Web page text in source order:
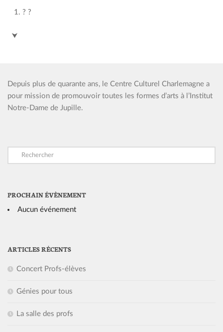
? ?
⮟
Depuis plus de quarante ans, le Centre Culturel Charlemagne a
pour mission de promouvoir toutes les formes d’arts à l’Institut
Notre-Dame de Jupille.
PROCHAIN ÉVÈNEMENT
Aucun événement
ARTICLES RÉCENTS
Concert Profs-élèves
Génies pour tous
La salle des profs